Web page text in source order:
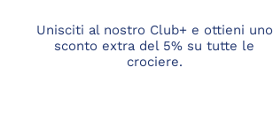
Unisciti al nostro Club+ e ottieni uno
sconto extra del 5% su tutte le
crociere.